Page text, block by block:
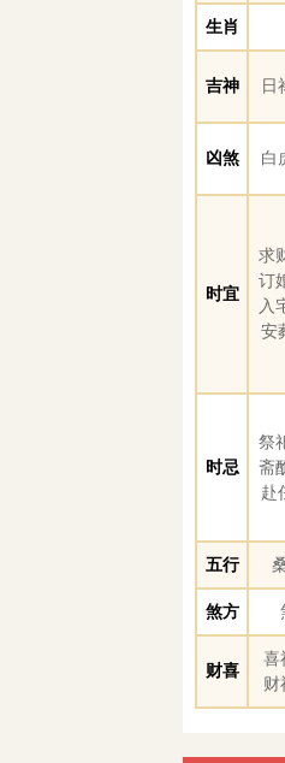
生肖
吉神 日
凶煞 白
时宜
求
订
入
安
时忌
祭
斋
赴
五行
煞方
财喜
喜
财